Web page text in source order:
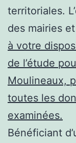
territoriales.
des mairies
à votre
de l’étude
Moulineaux,
toutes les
examinées.
Bénéficiant